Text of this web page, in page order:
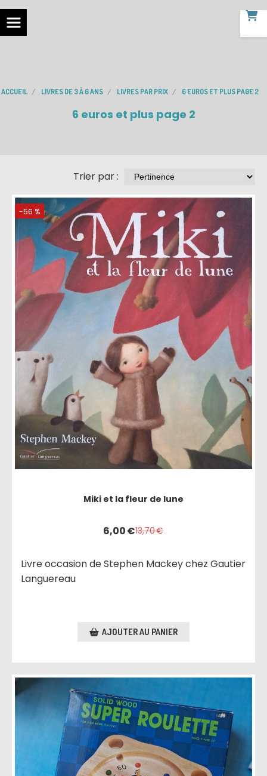
ACCUEIL LIVRES DE 3 À 6 ANS LIVRES PAR PRIX 6 EUROS ET PLUS PAGE 2
6 euros et plus page 2
Trier par :
-56 %
Miki et la fleur de lune
6,00€13,70€
Livre occasion de Stephen Mackey chez Gautier
Languereau
AJOUTER AU PANIER